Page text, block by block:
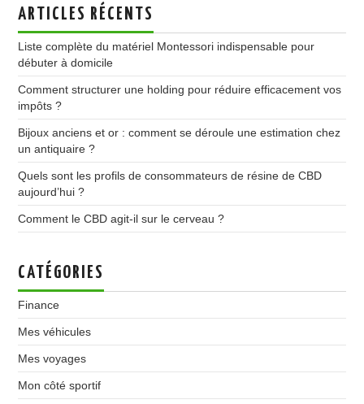
articles
ARTICLES RÉCENTS
Liste complète du matériel Montessori indispensable pour
débuter à domicile
Comment structurer une holding pour réduire efficacement vos
impôts ?
Bijoux anciens et or : comment se déroule une estimation chez
un antiquaire ?
Quels sont les profils de consommateurs de résine de CBD
aujourd’hui ?
Comment le CBD agit-il sur le cerveau ?
CATÉGORIES
Finance
Mes véhicules
Mes voyages
Mon côté sportif